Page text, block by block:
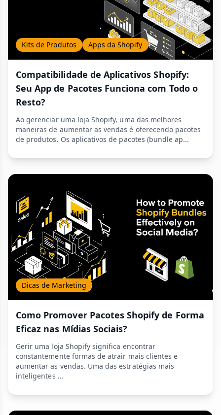
Kits de Produtos Apps da Shopify
Compatibilidade de Aplicativos Shopify:
Seu App de Pacotes Funciona com Todo o
Resto?
Ao gerenciar uma loja Shopify, uma das melhores
maneiras de aumentar as vendas é oferecendo pacotes
de produtos. Os aplicativos de pacotes (bundle ap...
Dicas de Marketing
Como Promover Pacotes Shopify de Forma
Eficaz nas Mídias Sociais?
Gerir uma loja Shopify significa encontrar
constantemente formas de atrair mais clientes e
aumentar as vendas. Uma das estratégias mais
inteligentes ...